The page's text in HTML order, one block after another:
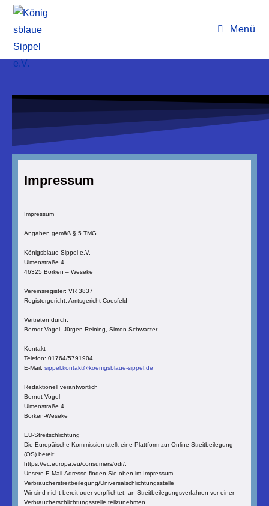
Menü
Impressum
Impressum
Angaben gemäß § 5 TMG
Königsblaue Sippel e.V.
Ulmenstraße 4
46325 Borken – Weseke
Vereinsregister: VR 3837
Registergericht: Amtsgericht Coesfeld
Vertreten durch:
Berndt Vogel, Jürgen Reining, Simon Schwarzer
Kontakt
Telefon: 01764/5791904
E-Mail: sippel.kontakt@koenigsblaue-sippel.de
Redaktionell verantwortlich
Berndt Vogel
Ulmenstraße 4
Borken-Weseke
EU-Streitschlichtung
Die Europäische Kommission stellt eine Plattform zur Online-Streitbeilegung
(OS) bereit:
https://ec.europa.eu/consumers/odr/.
Unsere E-Mail-Adresse finden Sie oben im Impressum.
Verbraucherstreitbeilegung/Universalschlichtungsstelle
Wir sind nicht bereit oder verpflichtet, an Streitbeilegungsverfahren vor einer
Verbraucherschlichtungsstelle teilzunehmen.